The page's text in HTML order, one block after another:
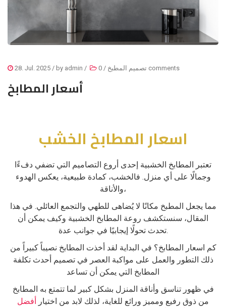
28. Jul. 2025 / by admin / تصميم المطبخ / 0 comments
أسعار المطابخ
اسعار المطابخ الخشب
تعتبر المطابخ الخشبية إحدى أروع التصاميم التي تضفي دفءًا
وجمالًا على أي منزل. فالخشب، كمادة طبيعية، يعكس الهدوء
والأناقة،
مما يجعل المطبخ مكانًا لا يُضاهى للطهي والتجمع العائلي. في هذا
المقال، سنستكشف روعة المطابخ الخشبية وكيف يمكن أن
تحدث تحولًا إيجابيًا في جوانب عدة.
كم اسعار المطابخ؟ في البداية لقد أخذت المطابخ نصيباً كبيراً من
ذلك التطور والعمل على مواكبة العصر في تصميم أحدث تكلفة
المطابخ التي يمكن أن تساعد
في ظهور تناسق وأناقة المنزل بشكل كبير لما تتمتع به المطابخ
من ذوق رفيع ومميز ورائع للغاية، لذلك لابد من اختيار
أفضل